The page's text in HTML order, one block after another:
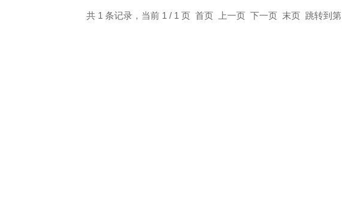
共 1 条记录，当前 1 / 1 页 首页 上一页 下一页 末页 跳转到第